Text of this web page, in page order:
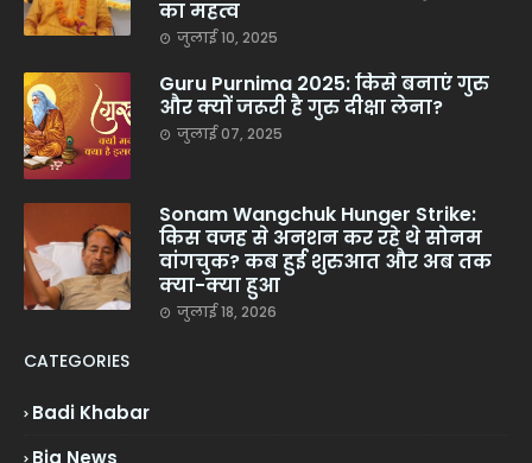
का महत्व
जुलाई 10, 2025
Guru Purnima 2025: किसे बनाएं गुरु
और क्यों जरूरी है गुरु दीक्षा लेना?
जुलाई 07, 2025
Sonam Wangchuk Hunger Strike:
किस वजह से अनशन कर रहे थे सोनम
वांगचुक? कब हुई शुरुआत और अब तक
क्या-क्या हुआ
जुलाई 18, 2026
CATEGORIES
Badi Khabar
Big News